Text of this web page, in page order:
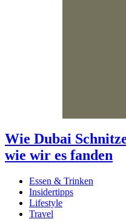
Wie Dubai
wie wir es fanden
Essen & Trinken
Insidertipps
Lifestyle
Travel